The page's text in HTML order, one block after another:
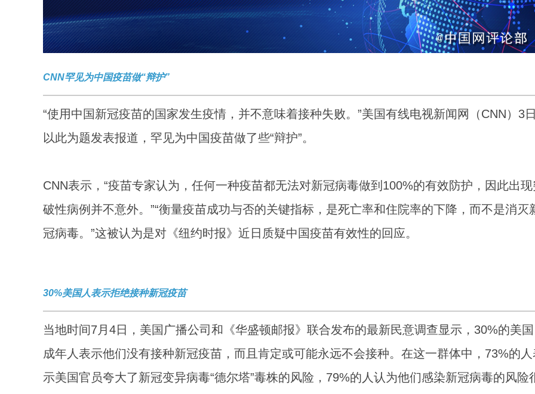
CNN罕见为中国疫苗做“辩护”
“使用中国新冠疫苗的国家发生疫情，并不意味着接种失败。”美国有线电视新闻网（CNN）3日
以此为题发表报道，罕见为中国疫苗做了些“辩护”。
CNN表示，“疫苗专家认为，任何一种疫苗都无法对新冠病毒做到100%的有效防护，因此出现
破性病例并不意外。”“衡量疫苗成功与否的关键指标，是死亡率和住院率的下降，而不是消灭
冠病毒。”这被认为是对《纽约时报》近日质疑中国疫苗有效性的回应。
30%美国人表示拒绝接种新冠疫苗
当地时间7月4日，美国广播公司和《华盛顿邮报》联合发布的最新民意调查显示，30%的美国
成年人表示他们没有接种新冠疫苗，而且肯定或可能永远不会接种。在这一群体中，73%的人
示美国官员夸大了新冠变异病毒“德尔塔”毒株的风险，79%的人认为他们感染新冠病毒的风险